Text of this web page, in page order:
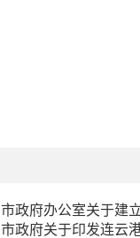
市政府办公室关于建
市政府关于印发连云